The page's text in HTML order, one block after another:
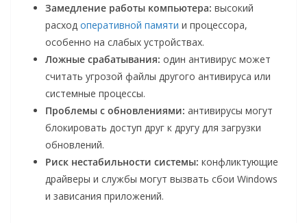
Замедление работы компьютера: высокий
расход оперативной памяти и процессора,
особенно на слабых устройствах.
Ложные срабатывания: один антивирус может
считать угрозой файлы другого антивируса или
системные процессы.
Проблемы с обновлениями: антивирусы могут
блокировать доступ друг к другу для загрузки
обновлений.
Риск нестабильности системы: конфликтующие
драйверы и службы могут вызвать сбои Windows
и зависания приложений.